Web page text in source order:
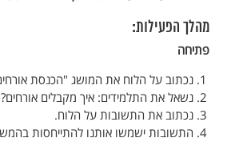
מהלך הפעילות:
פתיחה
נכתוב על הלוח את המושג "הכנסת
נשאל את התלמידים: איך מקבלים אורחים?
נכתוב את התשובות על הלוח.
התשובות ישמשו אותנו להתייחסות